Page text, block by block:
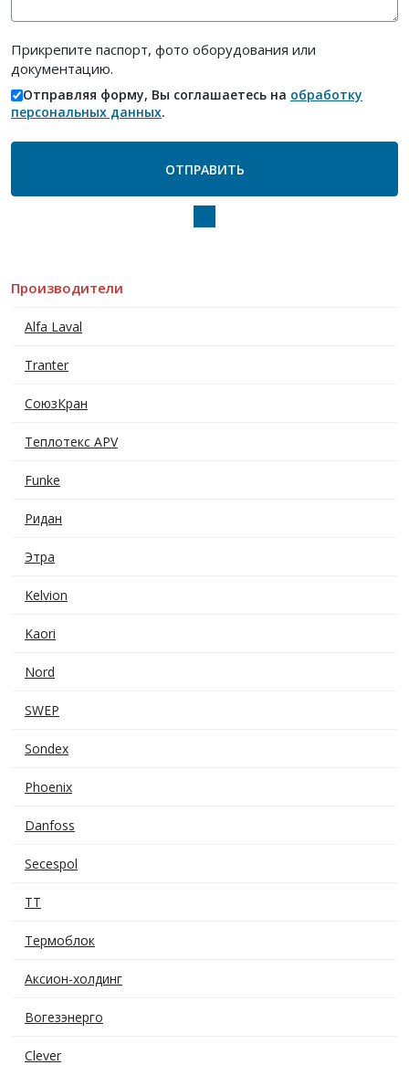
Производители
Alfa Laval
Tranter
СоюзКран
Теплотекс APV
Funke
Ридан
Этра
Kelvion
Kaori
Nord
SWEP
Sondex
Phoenix
Danfoss
Secespol
ТТ
Термоблок
Аксион-холдинг
Вогезэнерго
Clever
Прикрепите паспорт, фото оборудования или
документацию.
Отправляя форму, Вы соглашаетесь на обработку
персональных данных.